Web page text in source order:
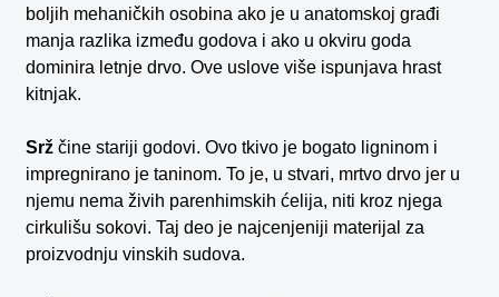
boljih mehaničkih osobina ako je u anatomskoj građi
manja razlika između godova i ako u okviru goda
dominira letnje drvo. Ove uslove više ispunjava hrast
kitnjak.
Srž čine stariji godovi. Ovo tkivo je bogato ligninom i
impregnirano je taninom. To je, u stvari, mrtvo drvo jer u
njemu nema živih parenhimskih ćelija, niti kroz njega
cirkulišu sokovi. Taj deo je najcenjeniji materijal za
proizvodnju vinskih sudova.